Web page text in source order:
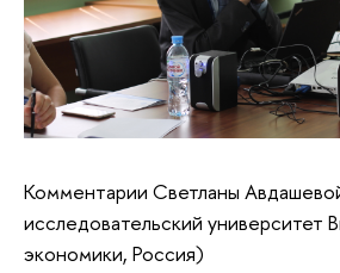
Комментарии Светланы
исследовательский университет
экономики, Россия)